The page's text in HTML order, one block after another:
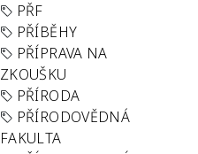
PŘF
PŘÍBĚHY
PŘÍPRAVA NA
ZKOUŠKU
PŘÍRODA
PŘÍRODOVĚDNÁ
FAKULTA